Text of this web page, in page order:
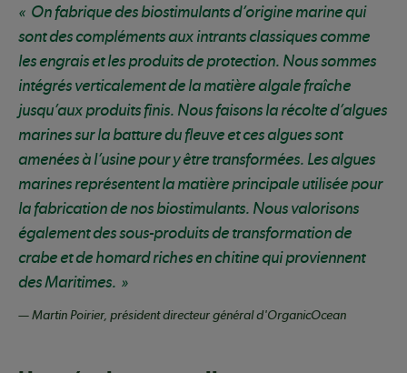
On fabrique des biostimulants d’origine marine qui
sont des compléments aux intrants classiques comme
les engrais et les produits de protection. Nous sommes
intégrés verticalement de la matière algale fraîche
jusqu’aux produits finis. Nous faisons la récolte d’algues
marines sur la batture du fleuve et ces algues sont
amenées à l’usine pour y être transformées. Les algues
marines représentent la matière principale utilisée pour
la fabrication de nos biostimulants. Nous valorisons
également des sous-produits de transformation de
crabe et de homard riches en chitine qui proviennent
des Maritimes.
— Martin Poirier, président directeur général d'OrganicOcean